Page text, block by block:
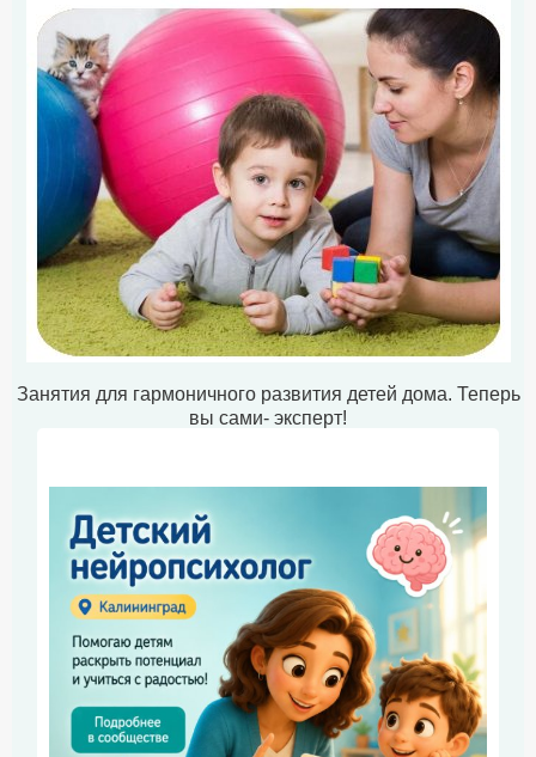
Занятия для гармоничного развития детей дома. Теперь
вы сами- эксперт!